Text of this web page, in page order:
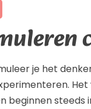
je het
beginnen steeds